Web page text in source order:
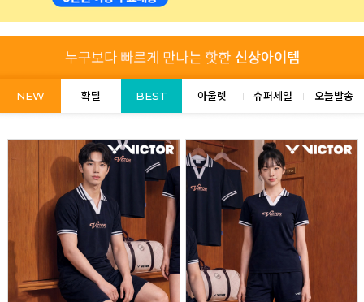
NEW 확딜 BEST 아울렛 슈퍼세일 오늘발송